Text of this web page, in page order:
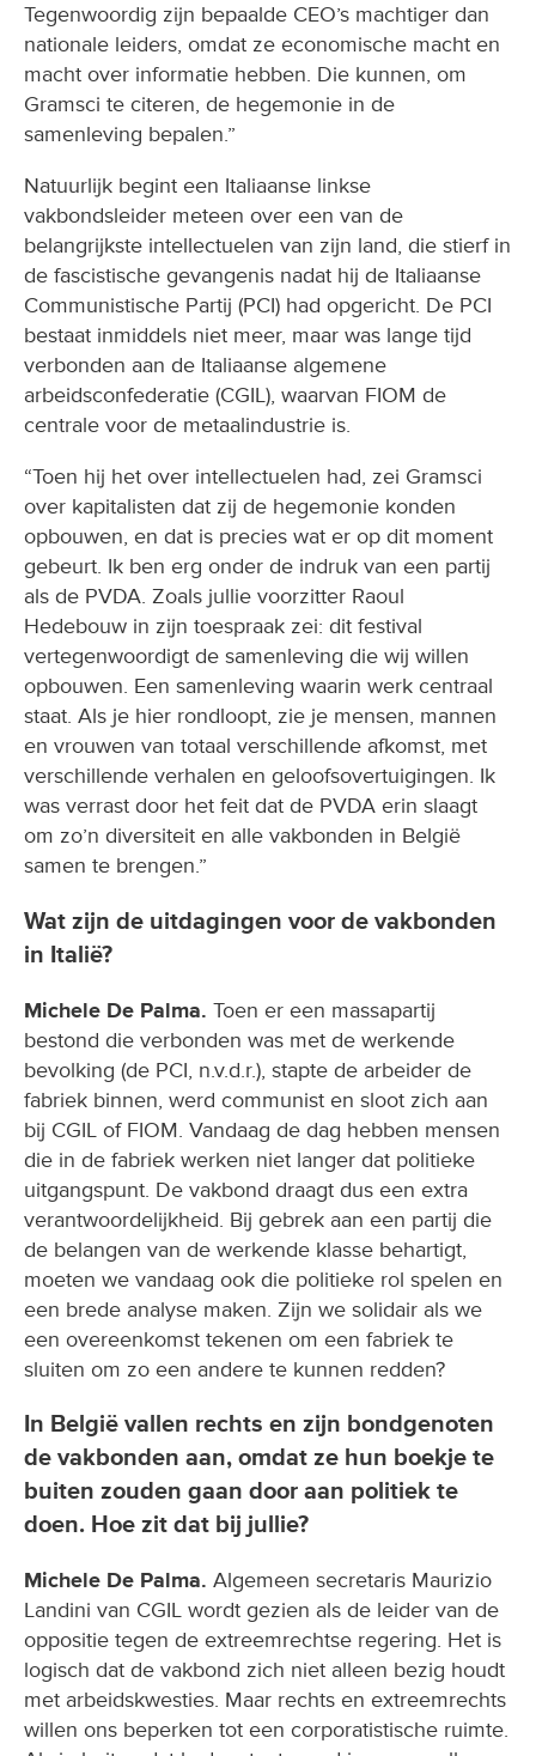
Tegenwoordig zijn bepaalde CEO’s machtiger dan
nationale leiders, omdat ze economische macht en
macht over informatie hebben. Die kunnen, om
Gramsci te citeren, de hegemonie in de
samenleving bepalen.”
Natuurlijk begint een Italiaanse linkse
vakbondsleider meteen over een van de
belangrijkste intellectuelen van zijn land, die stierf in
de fascistische gevangenis nadat hij de Italiaanse
Communistische Partij (PCI) had opgericht. De PCI
bestaat inmiddels niet meer, maar was lange tijd
verbonden aan de Italiaanse algemene
arbeidsconfederatie (CGIL), waarvan FIOM de
centrale voor de metaalindustrie is.
“Toen hij het over intellectuelen had, zei Gramsci
over kapitalisten dat zij de hegemonie konden
opbouwen, en dat is precies wat er op dit moment
gebeurt. Ik ben erg onder de indruk van een partij
als de PVDA. Zoals jullie voorzitter Raoul
Hedebouw in zijn toespraak zei: dit festival
vertegenwoordigt de samenleving die wij willen
opbouwen. Een samenleving waarin werk centraal
staat. Als je hier rondloopt, zie je mensen, mannen
en vrouwen van totaal verschillende afkomst, met
verschillende verhalen en geloofsovertuigingen. Ik
was verrast door het feit dat de PVDA erin slaagt
om zo’n diversiteit en alle vakbonden in België
samen te brengen.”
Wat zijn de uitdagingen voor de vakbonden
in Italië?
Michele De Palma. Toen er een massapartij
bestond die verbonden was met de werkende
bevolking (de PCI, n.v.d.r.), stapte de arbeider de
fabriek binnen, werd communist en sloot zich aan
bij CGIL of FIOM. Vandaag de dag hebben mensen
die in de fabriek werken niet langer dat politieke
uitgangspunt. De vakbond draagt dus een extra
verantwoordelijkheid. Bij gebrek aan een partij die
de belangen van de werkende klasse behartigt,
moeten we vandaag ook die politieke rol spelen en
een brede analyse maken. Zijn we solidair als we
een overeenkomst tekenen om een fabriek te
sluiten om zo een andere te kunnen redden?
In België vallen rechts en zijn bondgenoten
de vakbonden aan, omdat ze hun boekje te
buiten zouden gaan door aan politiek te
doen. Hoe zit dat bij jullie?
Michele De Palma. Algemeen secretaris Maurizio
Landini van CGIL wordt gezien als de leider van de
oppositie tegen de extreemrechtse regering. Het is
logisch dat de vakbond zich niet alleen bezig houdt
met arbeidskwesties. Maar rechts en extreemrechts
willen ons beperken tot een corporatistische ruimte.